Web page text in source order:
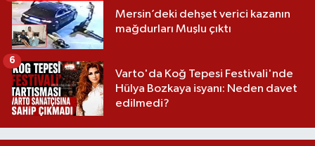
Mersin’deki dehşet verici kazanın
mağdurları Muşlu çıktı
Varto'da Koğ Tepesi Festivali'nde
Hülya Bozkaya isyanı: Neden davet
edilmedi?
6